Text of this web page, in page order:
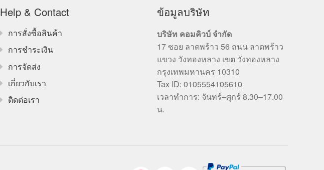
Help & Contact
การสั่งซื้อสินค้า
การชำระเงิน
การจัดส่ง
เกี่ยวกับเรา
ติดต่อเรา
ข้อมูลบริษัท
บริษัท คอมคิวบ์ จำกัด
17 ซอย ลาดพร้าว 56 ถนน ลาดพร้าว
แขวง วังทองหลาง เขต วังทองหลาง
กรุงเทพมหานคร 10310
Tax ID: 0105554105610
เวลาทำการ: จันทร์–ศุกร์ 8.30–17.00
น.